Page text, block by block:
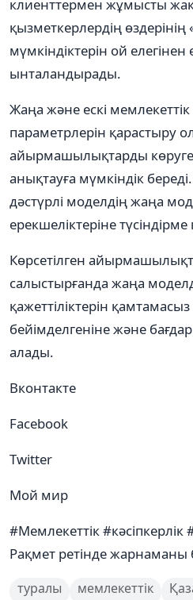
клиенттермен жұмысты
қызметкерлердің өздерінің
мүмкіндіктерін ой елегінен
ынталандырады.
Жаңа жəне ескі
параметрлерін қарастыру
айырмашылықтарды
анықтауға мүмкіндік
дəстүрлі моделдің жаңа
ерекшеліктеріне түсіндірме
Көрсетілген
салыстырғанда жаңа
қажеттіліктерін қамтамасыз
бейімделгеніне жəне
алады.
Вконтакте
Facebook
Twitter
Мой мир
#Мемлекеттік
Рақмет ретінде жарнаманы
туралы мемлекеттік